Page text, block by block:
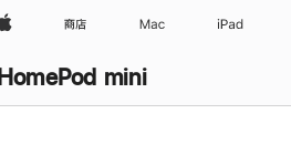
Apple 商店 Mac iPad
HomePod mini